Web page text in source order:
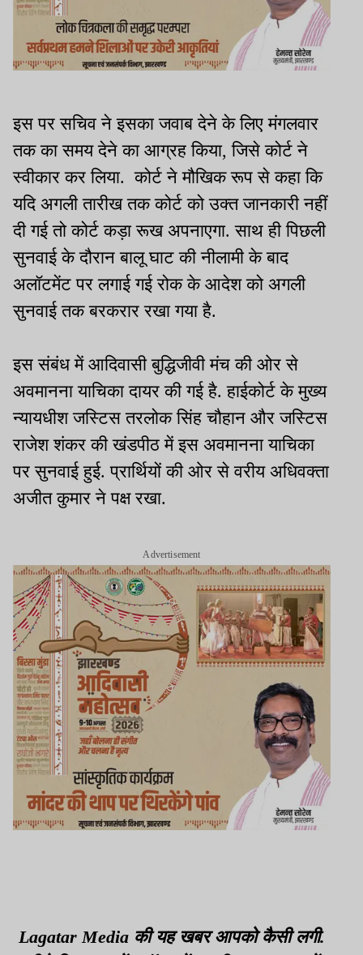
इस पर सचिव ने इसका जवाब देने के लिए मंगलवार
तक का समय देने का आग्रह किया, जिसे कोर्ट ने
स्वीकार कर लिया. कोर्ट ने मौखिक रूप से कहा कि
यदि अगली तारीख तक कोर्ट को उक्त जानकारी नहीं
दी गई तो कोर्ट कड़ा रूख अपनाएगा. साथ ही पिछली
सुनवाई के दौरान बालू घाट की नीलामी के बाद
अलॉटमेंट पर लगाई गई रोक के आदेश को अगली
सुनवाई तक बरकरार रखा गया है.
इस संबंध में आदिवासी बुद्धिजीवी मंच की ओर से
अवमानना याचिका दायर की गई है. हाईकोर्ट के मुख्य
न्यायधीश जस्टिस तरलोक सिंह चौहान और जस्टिस
राजेश शंकर की खंडपीठ में इस अवमानना याचिका
पर सुनवाई हुई. प्रार्थियों की ओर से वरीय अधिवक्ता
अजीत कुमार ने पक्ष रखा.
Advertisement
Lagatar Media की यह खबर आपको कैसी लगी.